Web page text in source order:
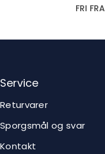
FRI
Service
Returvarer
Sporgsmål og svar
Kontakt